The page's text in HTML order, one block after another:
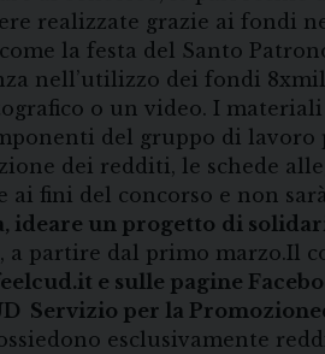
realizzate grazie ai fondi
la festa del Santo
nell’utilizzo dei fondi
o un video. I
del gruppo di lavoro
dei redditi, le schede
ai fini del concorso e non
ideare un progetto di
partire dal primo marzo.Il
e sulle pagine
Servizio per la Promozione
esclusivamente